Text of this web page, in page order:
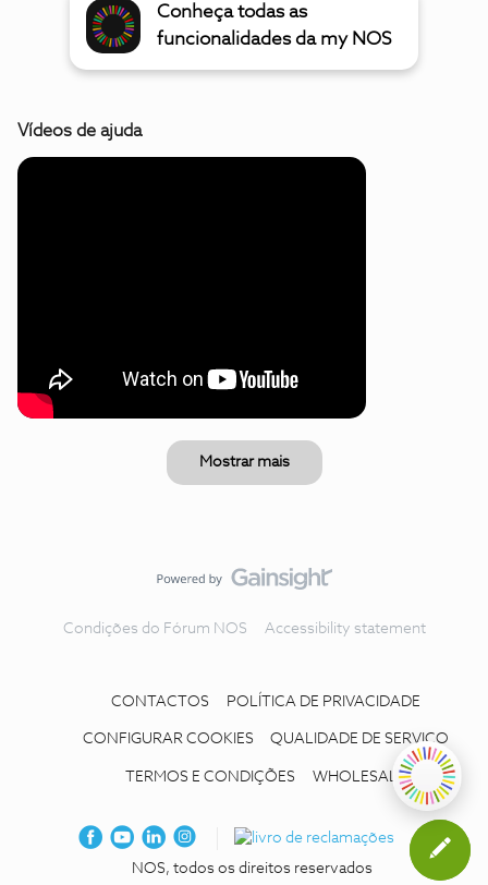
Conheça todas as
funcionalidades da my NOS
Vídeos de ajuda
Mostrar mais
Condições do Fórum NOS Accessibility statement
CONTACTOS POLÍTICA DE PRIVACIDADE
CONFIGURAR COOKIES QUALIDADE DE SERVIÇO
TERMOS E CONDIÇÕES WHOLESALE
NOS, todos os direitos reservados